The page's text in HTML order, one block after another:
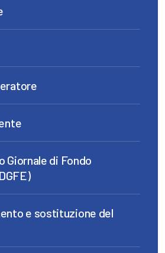
Giornale di Fondo
e sostituzione del